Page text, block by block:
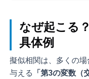
なぜ起こる
具体例
擬似相関は、多くの
与える
「第3の変数（